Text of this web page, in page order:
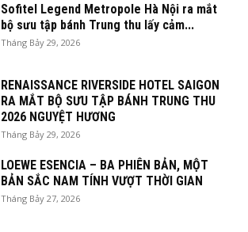
Sofitel Legend Metropole Hà Nội ra mắt
bộ sưu tập bánh Trung thu lấy cảm...
Tháng Bảy 29, 2026
RENAISSANCE RIVERSIDE HOTEL SAIGON
RA MẮT BỘ SƯU TẬP BÁNH TRUNG THU
2026 NGUYỆT HƯƠNG
Tháng Bảy 29, 2026
LOEWE ESENCIA – BA PHIÊN BẢN, MỘT
BẢN SẮC NAM TÍNH VƯỢT THỜI GIAN
Tháng Bảy 27, 2026